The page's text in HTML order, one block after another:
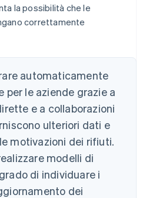
la possibilità che le
correttamente
automaticamente
le aziende grazie a
e a collaborazioni
ulteriori dati e
motivazioni dei rifiuti.
modelli di
di individuare i
dei